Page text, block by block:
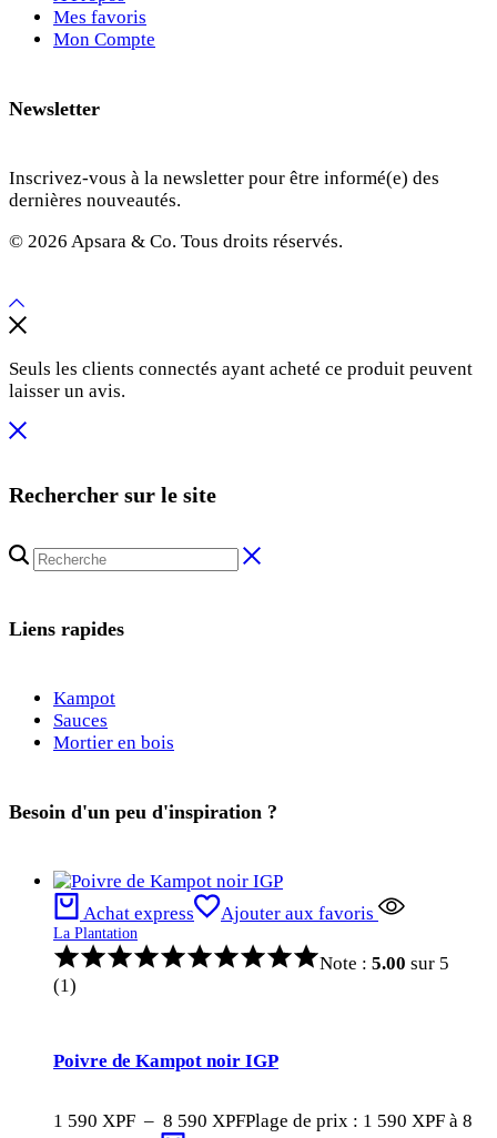
Mes favoris
Mon Compte
Newsletter
Inscrivez-vous à la newsletter pour être informé(e) des
dernières nouveautés.
© 2026 Apsara & Co. Tous droits réservés.
Seuls les clients connectés ayant acheté ce produit peuvent
laisser un avis.
Rechercher sur le site
Liens rapides
Kampot
Sauces
Mortier en bois
Besoin d'un peu d'inspiration ?
Achat express Ajouter aux favoris
La Plantation
Note : 5.00 sur 5
(1)
Poivre de Kampot noir IGP
1 590 XPF – 8 590 XPFPlage de prix : 1 590 XPF à 8